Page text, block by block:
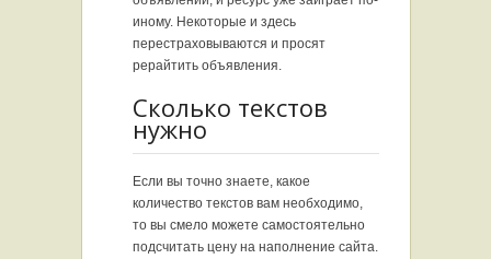
иному. Некоторые и здесь
перестраховываются и просят
рерайтить объявления.
Сколько текстов
нужно
Если вы точно знаете, какое
количество текстов вам необходимо,
то вы смело можете самостоятельно
подсчитать цену на наполнение сайта.